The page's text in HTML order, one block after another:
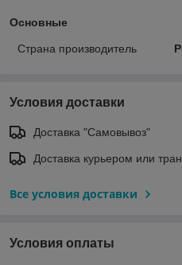
Основные
Страна производитель
Условия доставки
Доставка "Самовывоз"
Доставка курьером или
Все условия доставки
Условия оплаты